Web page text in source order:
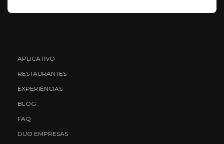
APLICATIVO
RESTAURANTES
EXPERIÊNCIAS
BLOG
FAQ
DUO EMPRESAS